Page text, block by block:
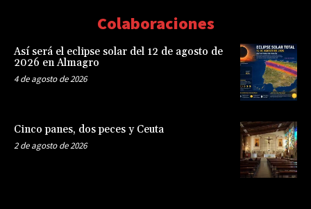
Colaboraciones
Así será el eclipse solar del 12 de agosto de
2026 en Almagro
4 de agosto de 2026
Cinco panes, dos peces y Ceuta
2 de agosto de 2026